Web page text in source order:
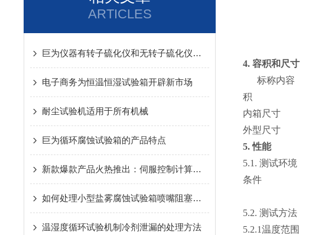
ARTICLES
巨为仪器有转子硫化仪和无转子硫化仪的技术比较
电子商务为恒温恒湿试验箱开辟新市场
耐尘试验机适用于所有机械
巨为循环腐蚀试验箱的产品特点
新款爆款产品火热推出：伺服控制计算机系统拉力试验机
如何处理小型盐雾腐蚀试验箱喷嘴阻塞无法喷雾
温湿度循环试验机制冷剂泄漏的处理方法
4.容积和尺寸
标称内容
积
内箱尺寸
外型尺寸
5.性能
5.1.测试环境
条件
5.2.测试方法
5.2.1温度范围